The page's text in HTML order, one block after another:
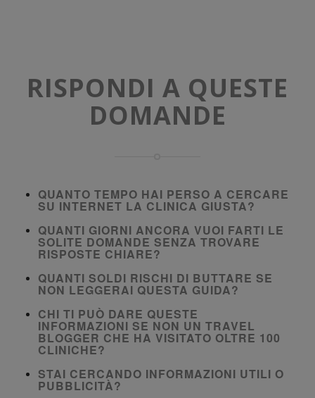
RISPONDI A QUESTE
DOMANDE
QUANTO TEMPO HAI PERSO A CERCARE
SU INTERNET LA CLINICA GIUSTA?
QUANTI GIORNI ANCORA VUOI FARTI LE
SOLITE DOMANDE SENZA TROVARE
RISPOSTE CHIARE?
QUANTI SOLDI RISCHI DI BUTTARE SE
NON LEGGERAI QUESTA GUIDA?
CHI TI PUÒ DARE QUESTE
INFORMAZIONI SE NON UN TRAVEL
BLOGGER CHE HA VISITATO OLTRE 100
CLINICHE?
STAI CERCANDO INFORMAZIONI UTILI O
PUBBLICITÀ?